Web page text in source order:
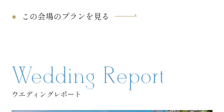
この会場のプランを見る
Wedding Report
ウエディングレポート